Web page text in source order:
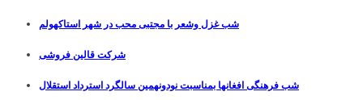
شب غزل وشعر با مجتبی محب در شهر استاکهولم
شرکت قالین فروشی
شب فرهنگی افغانها بمناسبت نودونهمین سالگرد استرداد استقلال